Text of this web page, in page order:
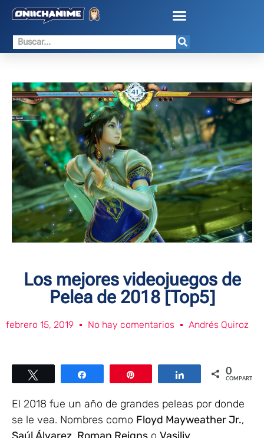
Los mejores videojuegos de
Pelea de 2018 [Top5]
febrero 15, 2019 No hay comentarios Andrés Quiroz
Compartir Compartir0
COMPARTIR
El 2018 fue un año de grandes peleas por donde
se le vea. Nombres como Floyd Mayweather Jr.,